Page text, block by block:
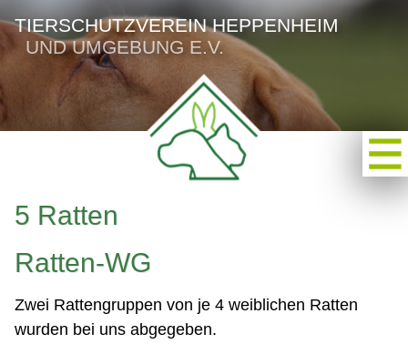
TIERSCHUTZVEREIN HEPPENHEIM
UND UMGEBUNG E.V.
5 Ratten
Ratten-WG
Zwei Rattengruppen von je 4 weiblichen Ratten
wurden bei uns abgegeben.